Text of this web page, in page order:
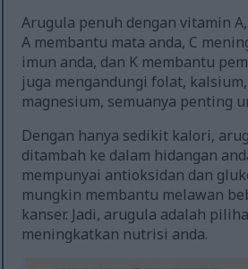
Arugula penuh dengan vitamin
A membantu mata anda, C
imun anda, dan K membantu
juga mengandungi folat,
magnesium, semuanya penting
Dengan hanya sedikit kalori,
ditambah ke dalam hidangan
mempunyai antioksidan dan
mungkin membantu melawan
kanser. Jadi, arugula adalah
meningkatkan nutrisi anda.